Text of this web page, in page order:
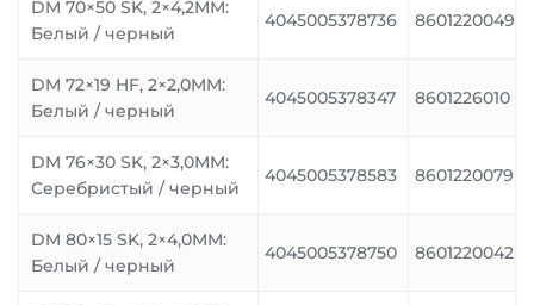
DM 70×50 SK, 2×4,2MM:
Белый / черный
4045005378736 8601220049
DM 72×19 HF, 2×2,0MM:
Белый / черный
4045005378347 8601226010
DM 76×30 SK, 2×3,0MM:
Серебристый / черный
4045005378583 8601220079
DM 80×15 SK, 2×4,0MM:
Белый / черный
4045005378750 8601220042